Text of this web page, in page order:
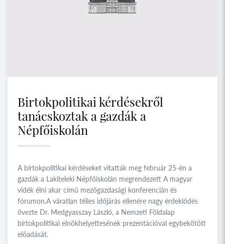
Birtokpolitikai kérdésekről
tanácskoztak a gazdák a
Népfőiskolán
A birtokpolitikai kérdéseket vitatták meg február 25-én a
gazdák a Lakiteleki Népfőiskolán megrendezett A magyar
vidék élni akar című mezőgazdasági konferencián és
fórumon.A váratlan télies időjárás ellenére nagy érdeklődés
övezte Dr. Medgyasszay László, a Nemzeti Földalap
birtokpolitikai elnökhelyettesének prezentációval egybekötött
előadását.